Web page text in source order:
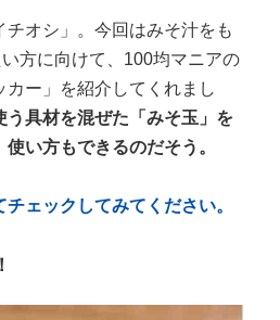
オシ」。今回はみそ汁をも
方に向けて、100均マニアの
カー」を紹介してくれまし
具材を混ぜた「みそ玉」を
い方もできるのだそう。
ェックしてみてください。